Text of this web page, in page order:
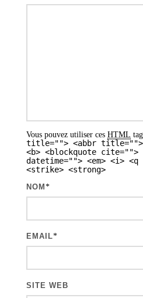
Vous pouvez utiliser ces HTML
title=""> <abbr title="">
<b> <blockquote cite="">
datetime=""> <em> <i>
<strike> <strong>
NOM *
EMAIL*
SITE WEB